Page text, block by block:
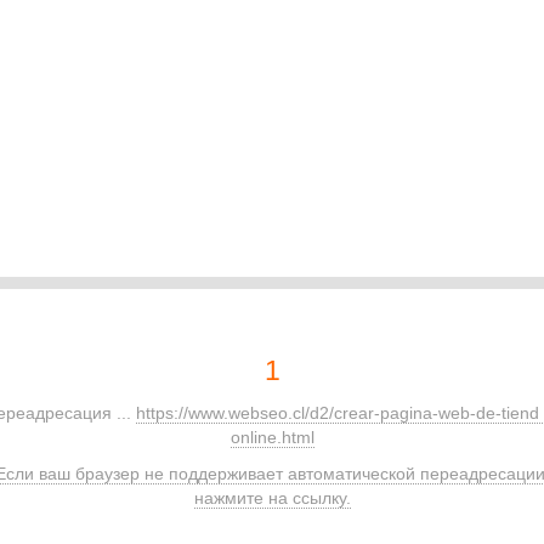
1
... https://www.webseo.cl/d2/crear-pagina-web-de-tiend
online.html
ваш браузер не поддерживает автоматической
нажмите на ссылку.